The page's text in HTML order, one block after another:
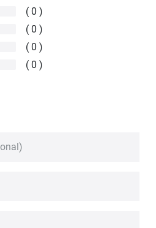
0
0
0
0